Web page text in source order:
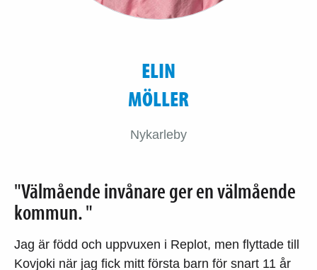
ELIN
MÖLLER
Nykarleby
"Välmående invånare ger en välmående
kommun. "
Jag är född och uppvuxen i Replot, men flyttade till
Kovjoki när jag fick mitt första barn för snart 11 år